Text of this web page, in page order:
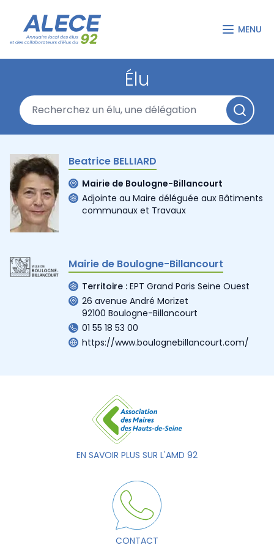
MENU
Élu
Beatrice BELLIARD
Mairie de Boulogne-Billancourt
Adjointe au Maire déléguée aux Bâtiments
communaux et Travaux
Mairie de Boulogne-Billancourt
Territoire : EPT Grand Paris Seine Ouest
26 avenue André Morizet
92100 Boulogne-Billancourt
01 55 18 53 00
https://www.boulognebillancourt.com/
EN SAVOIR PLUS SUR L'AMD 92
CONTACT